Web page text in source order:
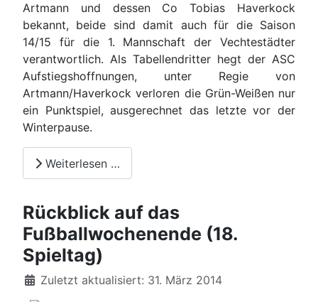
Artmann und dessen Co Tobias Haverkock
bekannt, beide sind damit auch für die Saison
14/15 für die 1. Mannschaft der Vechtestädter
verantwortlich. Als Tabellendritter hegt der ASC
Aufstiegshoffnungen, unter Regie von
Artmann/Haverkock verloren die Grün-Weißen nur
ein Punktspiel, ausgerechnet das letzte vor der
Winterpause.
Weiterlesen …
Rückblick auf das
Fußballwochenende (18.
Spieltag)
DetailsZuletzt aktualisiert: 31. März 2014